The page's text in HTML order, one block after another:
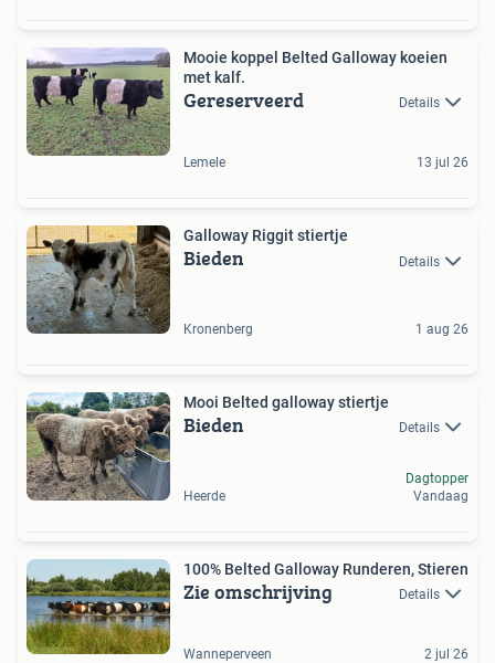
Mooie koppel Belted Galloway koeien
met kalf.
Gereserveerd Details
Lemele 13 jul 26
Galloway Riggit stiertje
Bieden Details
Kronenberg 1 aug 26
Mooi Belted galloway stiertje
Bieden Details
Heerde
Dagtopper
Vandaag
100% Belted Galloway Runderen, Stieren
Zie omschrijving Details
Wanneperveen 2 jul 26